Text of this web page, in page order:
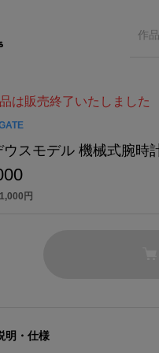
は販売終了いたしました
ウスモデル 機械式腕時
円
明・仕様